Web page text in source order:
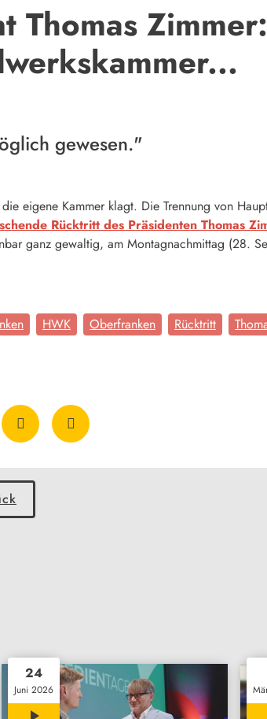
Thomas
gewesen."
eigene Kammer klagt. Die Trennung von
Rücktritt des Präsidenten Thomas
ganz gewaltig, am Montagnachmittag (28.
HWK Oberfranken Rücktritt
24
Juni 2026